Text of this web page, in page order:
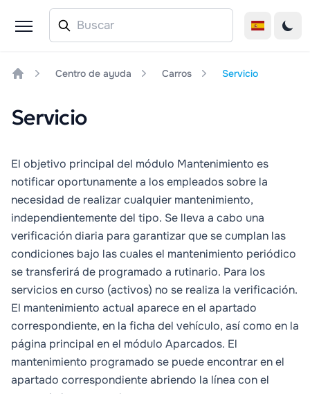
Centro de ayuda Carros Servicio
Servicio
El objetivo principal del módulo Mantenimiento es
notificar oportunamente a los empleados sobre la
necesidad de realizar cualquier mantenimiento,
independientemente del tipo. Se lleva a cabo una
verificación diaria para garantizar que se cumplan las
condiciones bajo las cuales el mantenimiento periódico
se transferirá de programado a rutinario. Para los
servicios en curso (activos) no se realiza la verificación.
El mantenimiento actual aparece en el apartado
correspondiente, en la ficha del vehículo, así como en la
página principal en el módulo Aparcados. El
mantenimiento programado se puede encontrar en el
apartado correspondiente abriendo la línea con el